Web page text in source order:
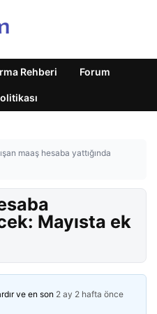
Rehberi Forum
maaş hesaba yattığında
Mayısta ek
ve en son 2 ay 2 hafta önce